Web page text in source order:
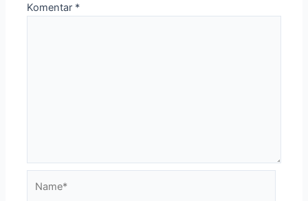
Komentar *